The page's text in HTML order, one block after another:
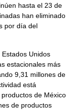
hasta el 23 de
han eliminado
por día del
Unidos
estacionales más
9,31 millones de
está
de México
de productos